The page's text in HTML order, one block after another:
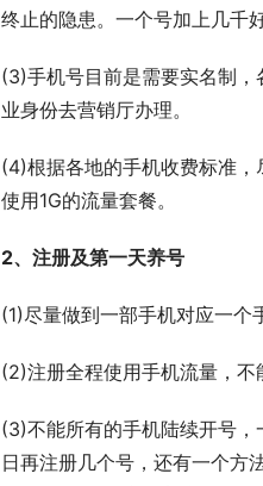
终止的隐患。一个号加上几千
(3)手机号目前是需要实名制
业身份去营销厅办理。
(4)根据各地的手机收费标准
使用1G的流量套餐。
2、注册及第一天养号
(1)尽量做到一部手机对应一个
(2)注册全程使用手机流量，不
(3)不能所有的手机陆续开号
日再注册几个号，还有一个方